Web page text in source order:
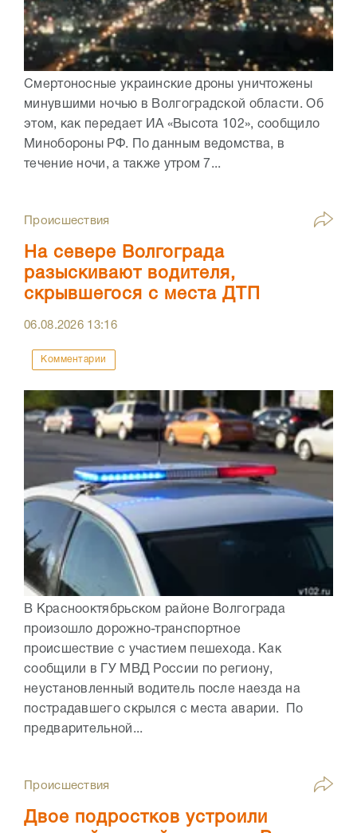
Смертоносные украинские дроны уничтожены
минувшими ночью в Волгоградской области. Об
этом, как передает ИА «Высота 102», сообщило
Минобороны РФ. По данным ведомства, в
течение ночи, а также утром 7...
Происшествия
На севере Волгограда
разыскивают водителя,
скрывшегося с места ДТП
06.08.2026 13:16
Комментарии
В Краснооктябрьском районе Волгограда
произошло дорожно-транспортное
происшествие с участием пешехода. Как
сообщили в ГУ МВД России по региону,
неустановленный водитель после наезда на
пострадавшего скрылся с места аварии. По
предварительной...
Происшествия
Двое подростков устроили